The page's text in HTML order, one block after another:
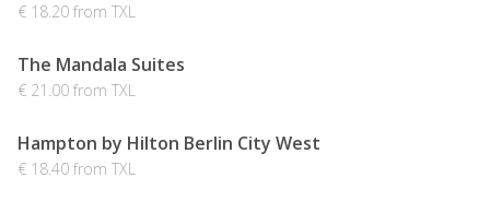
€ 18.20 from TXL
The Mandala Suites
€ 21.00 from TXL
Hampton by Hilton Berlin City West
€ 18.40 from TXL